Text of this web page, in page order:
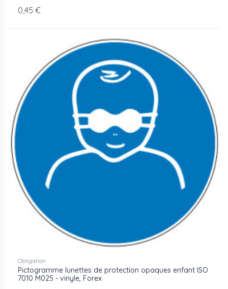
0,45 €
Obligation
Pictogramme lunettes de protection opaques enfant ISO
7010 M025 - vinyle, Forex